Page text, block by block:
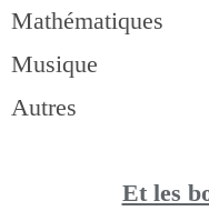
Mathématiques
Musique
Autres
Et les